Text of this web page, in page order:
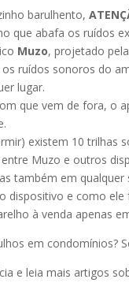
barulhento,
que abafa os ruídos
Muzo, projetado
ruídos sonoros do
lugar.
que vem de fora, o
existem 10 trilhas
Muzo e outros
também em
dispositivo e como ele
à venda apenas
em condomínios?
e leia mais artigos